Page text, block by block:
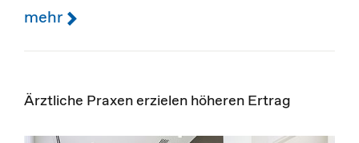
mehr
Ärztliche Praxen erzielen höheren Ertrag